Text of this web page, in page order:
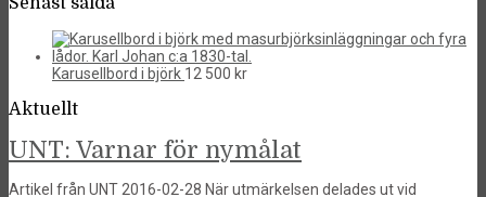
Karusellbord i björk 12 500 kr
Aktuellt
UNT: Varnar för nymålat
Artikel från UNT 2016-02-28 När utmärkelsen delades ut vid